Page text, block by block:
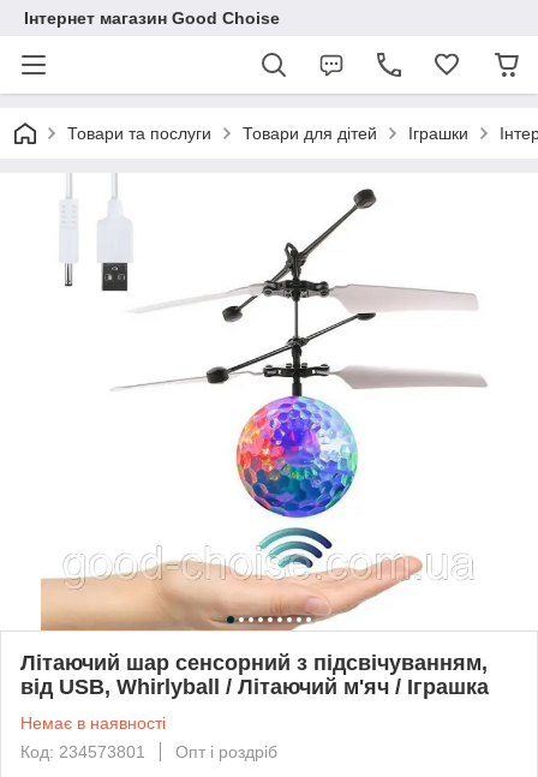
Інтернет магазин Good Choise
Товари та послуги Товари для дітей Іграшки
Літаючий шар сенсорний з підсвічуванням,
від USB, Whirlyball / Літаючий м'яч / Іграшка
Немає в наявності
Код: 234573801
Опт і роздріб